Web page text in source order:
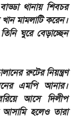
থানায় শিবচর
মামলাটি করেন।
ঘুরে বেড়াচ্ছেন
রুটের নিয়ন্ত্রণ
এমপি আনার।
আসে দিলীপ
হলেও তারা